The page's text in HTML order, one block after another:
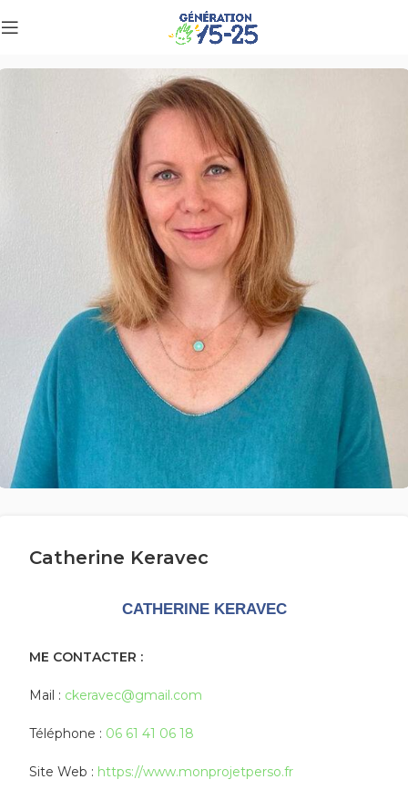
Catherine Keravec
CATHERINE KERAVEC
ME CONTACTER :
Mail : ckeravec@gmail.com
Téléphone : 06 61 41 06 18
Site Web : https://www.monprojetperso.fr